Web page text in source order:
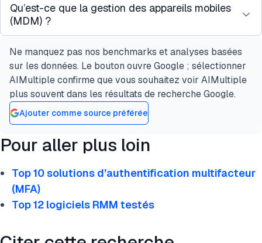
Qu’est-ce que la gestion des appareils mobiles
(MDM) ?
Le MDM est un logiciel qui donne aux
administrateurs informatiques un contrôle
centralisé sur les appareils utilisés par leur
organisation, y compris les smartphones, les
tablettes, les ordinateurs portables et les kiosques
l’inscription, l’application de politiques, l’effacement
rapports de conformité.
Ne manquez pas nos benchmarks et analyses basées
sur les données. Le bouton ouvre Google ; sélectionner
AIMultiple confirme que vous souhaitez voir AIMultiple
plus souvent dans les résultats de recherche Google.
Ajouter comme source préférée
Pour aller plus loin
Top 10 solutions d’authentification multifacteur
(MFA)
Top 12 logiciels RMM testés